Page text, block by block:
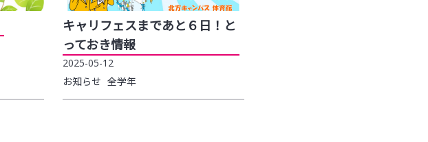
キャリフェスまであと６日！と
っておき情報
2025-05-12
お知らせ 全学年